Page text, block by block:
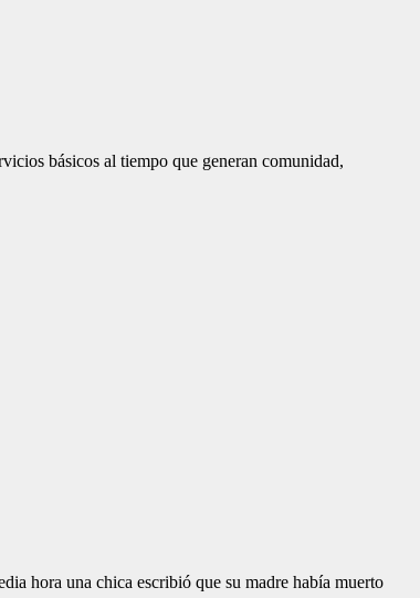
básicos al tiempo que generan comunidad,
hora una chica escribió que su madre había muerto